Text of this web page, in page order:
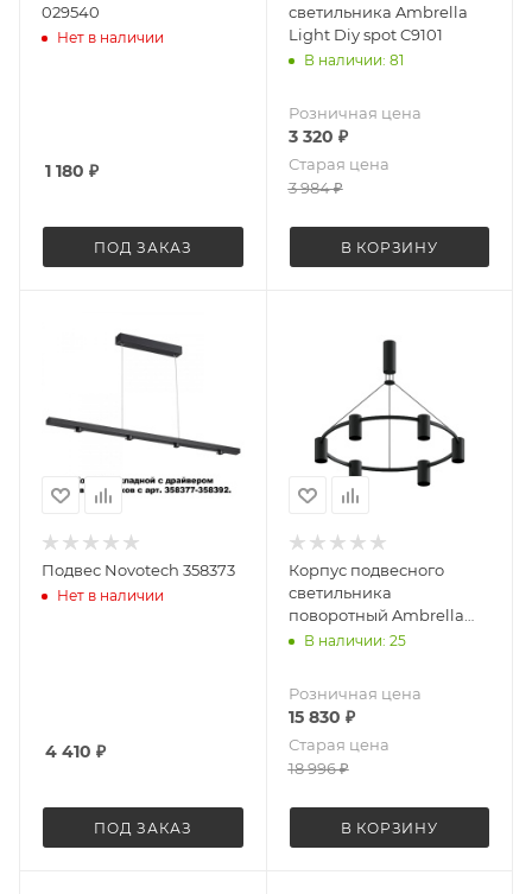
029540
Нет в наличии
1 180 ₽
ПОД ЗАКАЗ
светильника Ambrella
Light Diy spot C9101
В наличии: 81
Розничная цена
3 320 ₽
Старая цена
3 984₽
В КОРЗИНУ
Подвес Novotech 358373
Нет в наличии
4 410 ₽
ПОД ЗАКАЗ
Корпус подвесного
светильника
поворотный Ambrella
Light Diy spot C9022
В наличии: 25
Розничная цена
15 830 ₽
Старая цена
18 996₽
В КОРЗИНУ